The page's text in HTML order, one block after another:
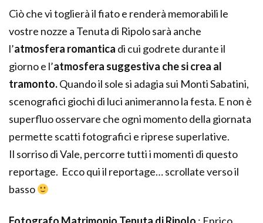
Ciò che vi toglierà il fiato e renderà memorabili le
vostre nozze a Tenuta di Ripolo sarà anche
l’atmosfera romantica di cui godrete durante il
giorno e l’atmosfera suggestiva che si crea al
tramonto.Quando il sole si adagia sui Monti Sabatini,
scenografici giochi di luci animeranno la festa. E non è
superfluo osservare che ogni momento della giornata
permette scatti fotografici e riprese superlative.
Il sorriso di Vale, percorre tutti i momenti di questo
reportage. Ecco qui il reportage… scrollate verso il
basso